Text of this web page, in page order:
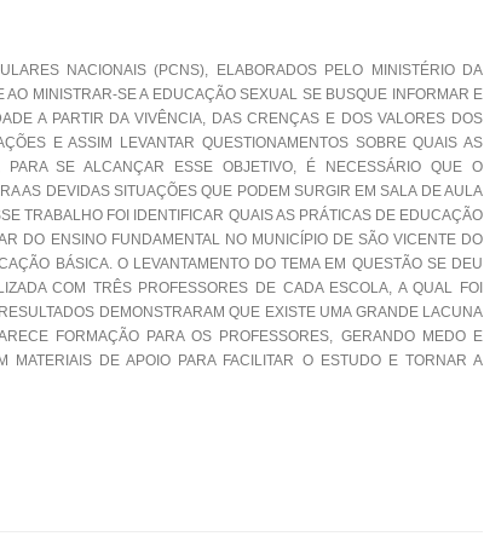
NACIONAIS (PCNS), ELABORADOS PELO MINISTÉRIO DA
MINISTRAR-SE A EDUCAÇÃO SEXUAL SE BUSQUE INFORMAR E
A PARTIR DA VIVÊNCIA, DAS CRENÇAS E DOS VALORES DOS
E ASSIM LEVANTAR QUESTIONAMENTOS SOBRE QUAIS AS
SE ALCANÇAR ESSE OBJETIVO, É NECESSÁRIO QUE O
AS DEVIDAS SITUAÇÕES QUE PODEM SURGIR EM SALA DE AULA
TRABALHO FOI IDENTIFICAR QUAIS AS PRÁTICAS DE EDUCAÇÃO
DO ENSINO FUNDAMENTAL NO MUNICÍPIO DE SÃO VICENTE DO
BÁSICA. O LEVANTAMENTO DO TEMA EM QUESTÃO SE DEU
COM TRÊS PROFESSORES DE CADA ESCOLA, A QUAL FOI
DEMONSTRARAM QUE EXISTE UMA GRANDE LACUNA
FORMAÇÃO PARA OS PROFESSORES, GERANDO MEDO E
MATERIAIS DE APOIO PARA FACILITAR O ESTUDO E TORNAR A